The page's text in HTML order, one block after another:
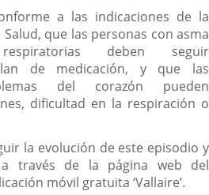
a las indicaciones de la
que las personas con asma
deben seguir
de medicación, y que las
del corazón pueden
dificultad en la respiración o
la evolución de este episodio y
través de la página web del
móvil gratuita ‘Vallaire’.